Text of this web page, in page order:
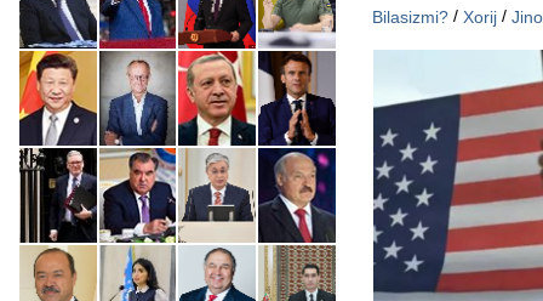
Bilasizmi? /Xorij /